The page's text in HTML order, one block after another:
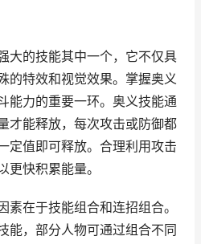
大的技能其中一个，它不仅具
的特效和视觉效果。掌握奥义
能力的重要一环。奥义技能通
才能释放，每次攻击或防御都
定值即可释放。合理利用攻击
更快积累能量。
在于技能组合和连招组合。
能，部分人物可通过组合不同